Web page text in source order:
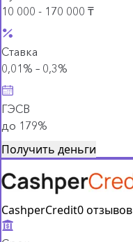
10 000 - 170 000 ₸
Ставка
0,01% – 0,3%
ГЭСВ
до 179%
Получить деньги
CashperCredit0 отзывов